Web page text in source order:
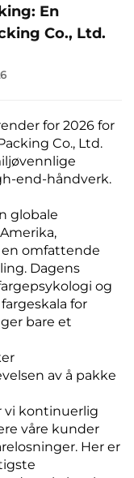
En
Co., Ltd.
for 2026 for
Co., Ltd.
end-håndverk.
globale
en omfattende
Dagens
og
for
bare et
av å pakke
vi kontinuerlig
våre kunder
Her er